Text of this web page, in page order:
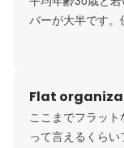
バーが大半です
Flat
ここまでフラッ
って言えるくら